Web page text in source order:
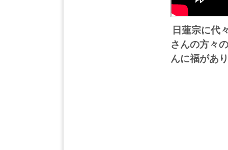
日蓮宗に代
さんの方々の
んに福があ